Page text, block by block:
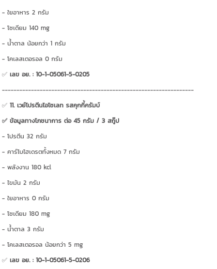
- ใยอาหาร 2 กรัม
- โซเดียม 140 mg
- น้ำตาล น้อยกว่า 1 กรัม
- โคเลสเตอรอล 0 กรัม
✅เลข อย. : 10-1-05061-5-0205
------------------------------------------------------------------
✅11. เวย์โปรตีนไอโซเลท รสคุกกี้ครัมบ์
✅ ข้อมูลทางโภชนาการ ต่อ 45 กรัม / 3 สกู๊ป
- โปรตีน 32 กรัม
- คาร์โบไฮเดรตทั้งหมด 7 กรัม
- พลังงาน 180 kcl
- ไขมัน 2 กรัม
- ใยอาหาร 0 กรัม
- โซเดียม 180 mg
- น้ำตาล 3 กรัม
- โคเลสเตอรอล น้อยกว่า 5 mg
✅เลข อย. : 10-1-05061-5-0206